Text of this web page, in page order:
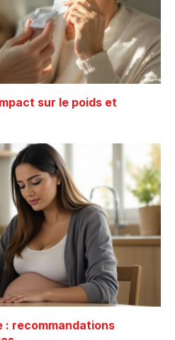
sur le poids et
: recommandations